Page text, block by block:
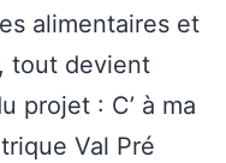
alimentaires et
tout devient
projet : C’ à ma
Val Pré